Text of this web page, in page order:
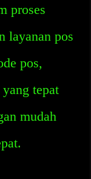
proses
layanan pos
pos,
tepat
mudah